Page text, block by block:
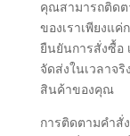
คุณสามารถติดต
ของเราเพียงแ
ยืนยันการสั่งซื้อ
จัดส่งในเวลาจ
สินค้าของคุณ
การติดตามคำสั่